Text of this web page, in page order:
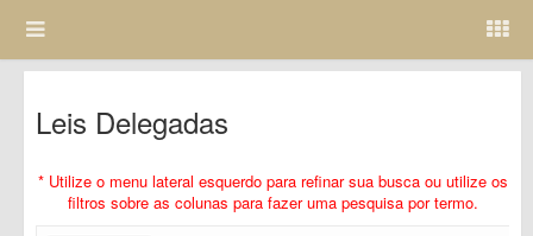
Leis Delegadas
* Utilize o menu lateral esquerdo para refinar sua busca ou utilize os
filtros sobre as colunas para fazer uma pesquisa por termo.